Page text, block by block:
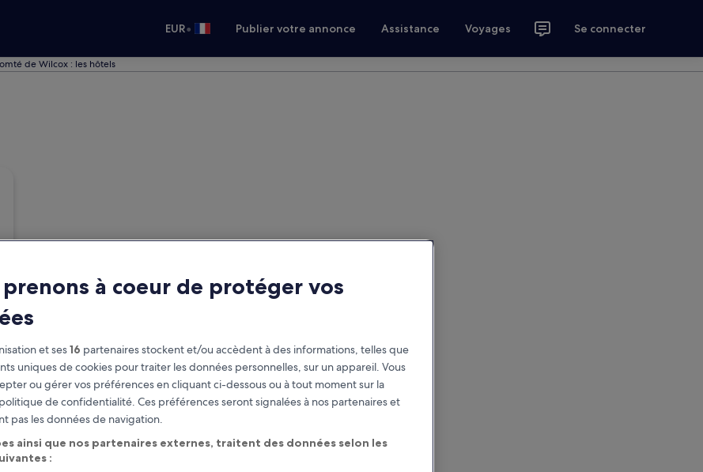
EUR• Publier votre annonce Assistance Voyages Se connecter
de Wilcox : les hôtels
prenons à coeur de protéger vos
et ses16 partenaires stockent et/ou accèdent à des informations, telles que
uniques de cookies pour traiter les données personnelles, sur un appareil. Vous
ou gérer vos préférences en cliquant ci-dessous ou à tout moment sur la
de confidentialité. Ces préférences seront signalées à nos partenaires et
pas les données de navigation.
ainsi que nos partenaires externes, traitent des données selon les
: